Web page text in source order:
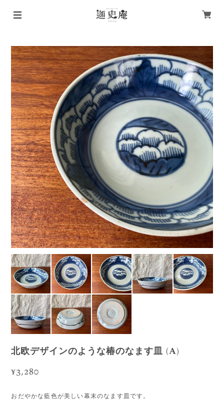
北欧デザインのような椿のなます皿 (A)
¥3,280
おだやかな藍色が美しい幕末のなます皿です。